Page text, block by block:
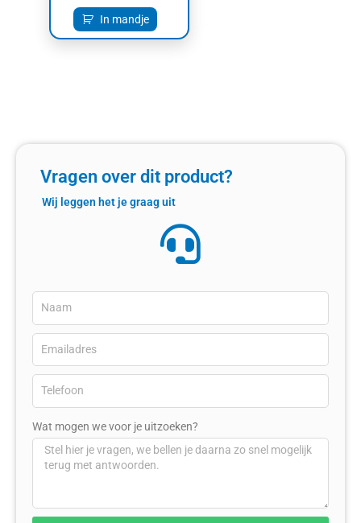
In mandje
Vragen over dit product?
Wij leggen het je graag uit
Wat mogen we voor je uitzoeken?